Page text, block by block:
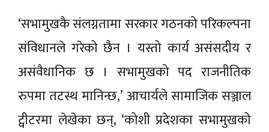
‘सभामुखकै संलग्नतामा सरकार गठनको परिकल्पना
संविधानले गरेको छैन । यस्तो कार्य असंसदीय र
असंवैधानिक छ । सभामुखको पद राजनीतिक
रुपमा तटस्थ मानिन्छ,’ आचार्यले सामाजिक सञ्जाल
ट्वीटरमा लेखेका छन्, ‘कोशी प्रदेशका सभामुखको